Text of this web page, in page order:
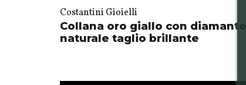
Costantini Gioielli
Collana oro giallo con diamante
naturale taglio brillante